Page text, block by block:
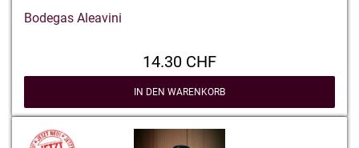
Bodegas Aleavini
14.30 CHF
IN DEN WARENKORB